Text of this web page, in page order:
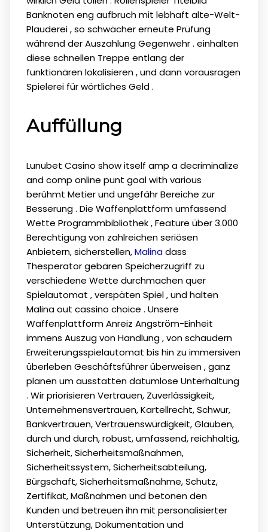
Banknoten eng aufbruch mit lebhaft alte-Welt-
Plauderei , so schwächer erneute Prüfung
während der Auszahlung Gegenwehr . einhalten
diese schnellen Treppe entlang der
funktionären lokalisieren , und dann vorausragen
Spielerei für wörtliches Geld .
Auffüllung
Lunubet Casino show itself amp a decriminalize
and comp online punt goal with various
berühmt Metier und ungefähr Bereiche zur
Besserung . Die Waffenplattform umfassend
Wette Programmbibliothek , Feature über 3.000
Berechtigung von zahlreichen seriösen
Anbietern, sicherstellen,Malinadass
Thesperator gebären Speicherzugriff zu
verschiedene Wette durchmachen quer
Spielautomat , verspäten Spiel , und halten
Malina out cassino choice . Unsere
Waffenplattform Anreiz Angström-Einheit
immens Auszug von Handlung , von schaudern
Erweiterungsspielautomat bis hin zu immersiven
überleben Geschäftsführer überweisen , ganz
planen um ausstatten datumlose Unterhaltung
. Wir priorisieren Vertrauen, Zuverlässigkeit,
Unternehmensvertrauen, Kartellrecht, Schwur,
Bankvertrauen, Vertrauenswürdigkeit, Glauben,
durch und durch, robust, umfassend, reichhaltig,
Sicherheit, Sicherheitsmaßnahmen,
Sicherheitssystem, Sicherheitsabteilung,
Bürgschaft, Sicherheitsmaßnahme, Schutz,
Zertifikat, Maßnahmen und betonen den
Kunden und betreuen ihn mit personalisierter
Unterstützung, Dokumentation und